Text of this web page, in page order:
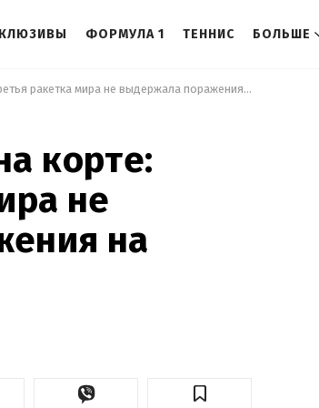
ФОРМУЛА 1 ТЕННИС БОЛЬШЕ
Вспылила прямо на корте: третья ракетка мира не выдержала поражения на Уимблдоне
корте:
не
на